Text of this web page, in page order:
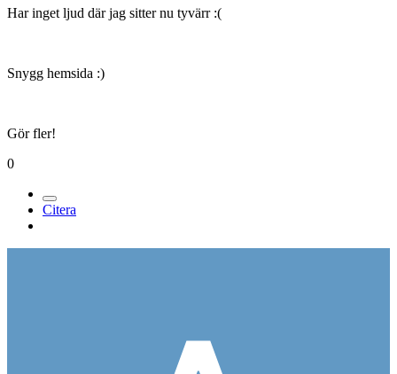
Har inget ljud där jag sitter nu tyvärr :(
Snygg hemsida :)
Gör fler!
0
Citera